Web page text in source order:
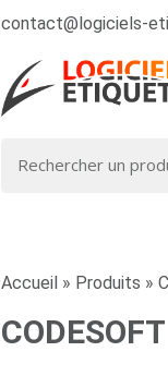
contact@logiciels-
Accueil » Produits »